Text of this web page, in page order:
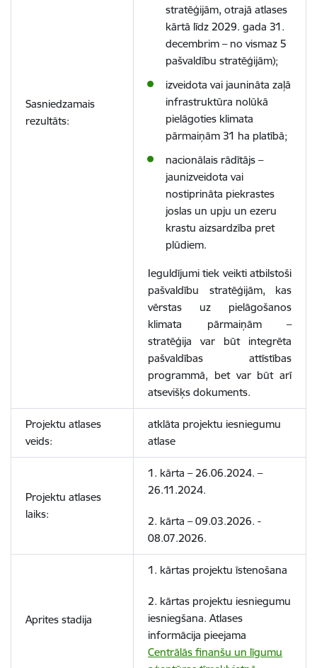
Sasniedzamais
rezultāts:
stratēģijām, otrajā atlases
kārtā līdz 2029. gada 31.
decembrim – no vismaz 5
pašvaldību stratēģijām);
izveidota vai jaunināta zaļā
infrastruktūra nolūkā
pielāgoties klimata
pārmaiņām 31 ha platībā;
nacionālais rādītājs –
jaunizveidota vai
nostiprināta piekrastes
joslas un upju un ezeru
krastu aizsardzība pret
plūdiem.
Ieguldījumi tiek veikti atbilstoši
pašvaldību stratēģijām, kas
vērstas uz pielāgošanos
klimata pārmaiņām –
stratēģija var būt integrēta
pašvaldības attīstības
programmā, bet var būt arī
atsevišķs dokuments.
Projektu atlases
veids:
atklāta projektu iesniegumu
atlase
Projektu atlases
laiks:
1. kārta –26.06.2024. –
26.11.2024.
2. kārta –09.03.2026. -
08.07.2026.
Aprites stadija
1. kārtas projektu īstenošana
2. kārtas projektu iesniegumu
iesniegšana. Atlases
informācija pieejama
Centrālās finanšu un līgumu